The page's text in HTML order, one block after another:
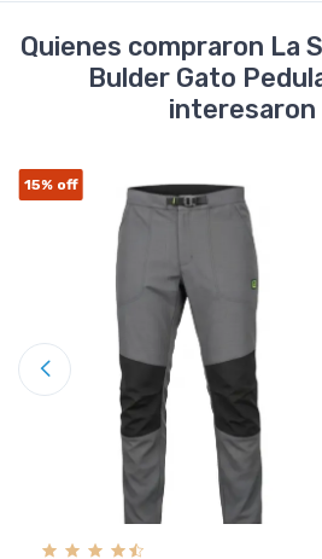
Quienes compraron La
Bulder Gato
interesaron
15% off